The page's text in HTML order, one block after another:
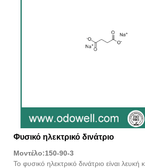
Φυσικό ηλεκτρικό δινάτριο
Μοντέλο:150-90-3
Το φυσικό ηλεκτρικό δινάτριο είναι